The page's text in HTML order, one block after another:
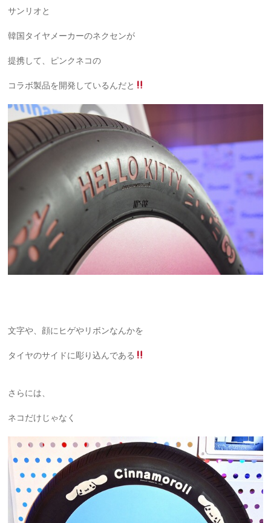
サンリオと
韓国タイヤメーカーのネクセンが
提携して、ピンクネコの
コラボ製品を開発しているんだと
文字や、顔にヒゲやリボンなんかを
タイヤのサイドに彫り込んである
さらには、
ネコだけじゃなく